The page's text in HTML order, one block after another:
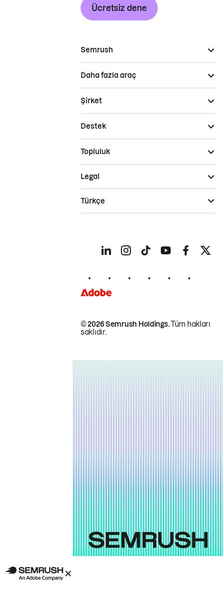
Ücretsiz dene
Semrush
Daha fazla araç
Şirket
Destek
Topluluk
© 2026 Semrush Holdings.Tüm hakları
saklıdır.
Legal
Türkçe